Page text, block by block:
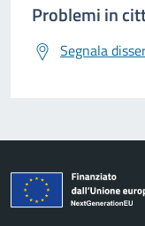
Problemi in
Segnala